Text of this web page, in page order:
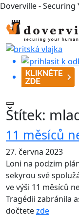
Doverville - Securing
Štítek:
11 měsíců
27. června 2023
Loni na podzim
sekyrou své
ve výši 11 měsíců
Tragédii zabránila
dočtetezde